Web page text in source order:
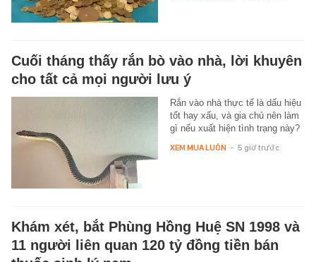
Cuối tháng thấy rắn bò vào nhà, lời khuyên
cho tất cả mọi người lưu ý
Rắn vào nhà thực tế là dấu hiệu
tốt hay xấu, và gia chủ nên làm
gì nếu xuất hiện tình trạng này?
XEM MUA LUÔN - 5 giờ trước
Khám xét, bắt Phùng Hồng Huệ SN 1998 và
11 người liên quan 120 tỷ đồng tiền bán